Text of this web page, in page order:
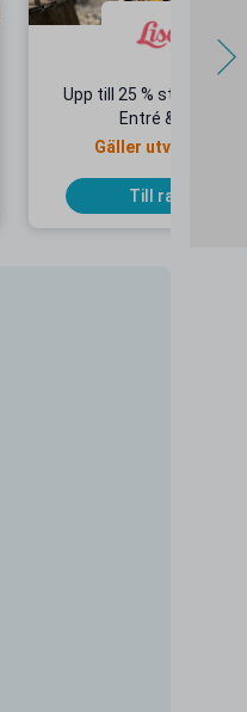
Upp till 25 %
Entré & Åkpass
Gäller utvalda
Till rabatten